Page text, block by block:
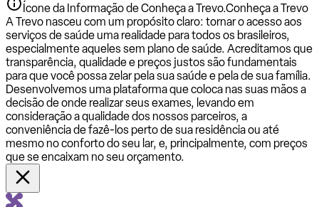
Ícone da Informação de Conheça a Trevo.Conheça a Trevo
A Trevo nasceu com um propósito claro: tornar o acesso aos
serviços de saúde uma realidade para todos os brasileiros,
especialmente aqueles sem plano de saúde. Acreditamos que
transparência, qualidade e preços justos são fundamentais
para que você possa zelar pela sua saúde e pela de sua família.
Desenvolvemos uma plataforma que coloca nas suas mãos a
decisão de onde realizar seus exames, levando em
consideração a qualidade dos nossos parceiros, a
conveniência de fazê-los perto de sua residência ou até
mesmo no conforto do seu lar, e, principalmente, com preços
que se encaixam no seu orçamento.